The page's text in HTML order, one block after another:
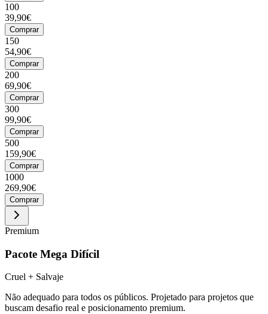
100
39,90€
Comprar
150
54,90€
Comprar
200
69,90€
Comprar
300
99,90€
Comprar
500
159,90€
Comprar
1000
269,90€
Comprar
Premium
Pacote Mega Difícil
Cruel + Salvaje
Não adequado para todos os públicos. Projetado para projetos que
buscam desafio real e posicionamento premium.